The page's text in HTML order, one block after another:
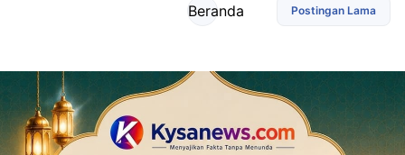
Postingan Lama
Beranda